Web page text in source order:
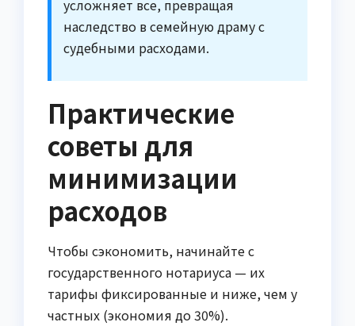
усложняет все, превращая
наследство в семейную драму с
судебными расходами.
Практические
советы для
минимизации
расходов
Чтобы сэкономить, начинайте с
государственного нотариуса — их
тарифы фиксированные и ниже, чем у
частных (экономия до 30%).